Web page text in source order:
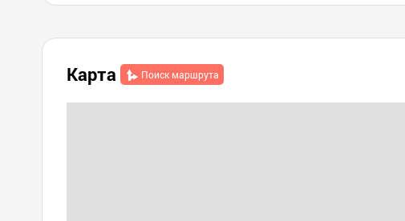
Карта Поиск маршрута